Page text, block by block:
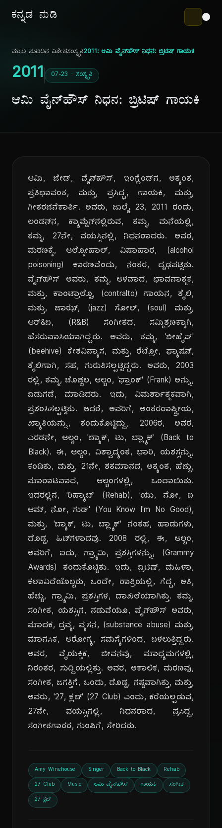
ಕನ್ನಡ ನುಡಿ
ಮುಖ ಪುಟದಿನ ವಿಶೇಷಸಂಸ್ಕೃತಿ2011: ಆಮಿ ವೈನ್‌ಹೌಸ್ ನಿಧನ: ಬ್ರಿಟಿಷ್ ಗಾಯಕಿ
2011 07-23 · ಸಂಸ್ಕೃತಿ
ಆಮಿ ವೈನ್‌ಹೌಸ್ ನಿಧನ: ಬ್ರಿಟಿಷ್ ಗಾಯಕಿ
ಆಮಿ, ಜೇಡ್, ವೈನ್‌ಹೌಸ್, ಇಂಗ್ಲೆಂಡ್‌ನ, ಅತ್ಯಂತ,
ಪ್ರತಿಭಾವಂತ, ಮತ್ತು, ಪ್ರಸಿದ್ಧ, ಗಾಯಕಿ, ಮತ್ತು,
ಗೀತರಚನೆಕಾರ್ತಿ. ಅವರು, ಜುಲೈ 23, 2011 ರಂದು,
ಲಂಡನ್‌ನ, ಕ್ಯಾಮ್ಡೆನ್‌ನಲ್ಲಿರುವ, ತಮ್ಮ, ಮನೆಯಲ್ಲಿ,
ತಮ್ಮ, 27ನೇ, ವಯಸ್ಸಿನಲ್ಲಿ, ನಿಧನರಾದರು. ಅವರ,
ಮರಣಕ್ಕೆ, ಆಲ್ಕೋಹಾಲ್, ವಿಷಾಹಾರ, (alcohol
poisoning) ಕಾರಣವೆಂದು, ನಂತರ, ದೃಢಪಟ್ಟಿತು.
ವೈನ್‌ಹೌಸ್ ಅವರು, ತಮ್ಮ, ಆಳವಾದ, ಭಾವನಾತ್ಮಕ,
ಮತ್ತು, ಕಾಂಟ್ರಾಲ್ಟೊ, (contralto) ಗಾಯನ, ಶೈಲಿ,
ಮತ್ತು, ಜಾಝ್, (jazz) ಸೋಲ್, (soul) ಮತ್ತು,
ಆರ್&ಬಿ, (R&B) ಸಂಗೀತದ, ಸಮ್ಮಿಶ್ರಣಕ್ಕಾಗಿ,
ಹೆಸರುವಾಸಿಯಾಗಿದ್ದರು. ಅವರು, ತಮ್ಮ, 'ಬೀಹೈವ್'
(beehive) ಕೇಶವಿನ್ಯಾಸ, ಮತ್ತು, ರೆಟ್ರೋ, ಫ್ಯಾಷನ್,
ಶೈಲಿಗಾಗಿ, ಸಹ, ಗುರುತಿಸಲ್ಪಟ್ಟಿದ್ದರು. ಅವರು, 2003
ರಲ್ಲಿ, ತಮ್ಮ, ಚೊಚ್ಚಲ, ಆಲ್ಬಂ, 'ಫ್ರಾಂಕ್' (Frank) ಅನ್ನು,
ಬಿಡುಗಡೆ, ಮಾಡಿದರು. ಇದು, ವಿಮರ್ಶಾತ್ಮಕವಾಗಿ,
ಪ್ರಶಂಸಿಸಲ್ಪಟ್ಟಿತು. ಆದರೆ, ಅವರಿಗೆ, ಅಂತರರಾಷ್ಟ್ರೀಯ,
ಖ್ಯಾತಿಯನ್ನು, ತಂದುಕೊಟ್ಟಿದ್ದು, 2006ರ, ಅವರ,
ಎರಡನೇ, ಆಲ್ಬಂ, 'ಬ್ಯಾಕ್, ಟು, ಬ್ಲ್ಯಾಕ್' (Back to
Black). ಈ, ಆಲ್ಬಂ, ವಿಶ್ವಾದ್ಯಂತ, ಭಾರಿ, ಯಶಸ್ಸನ್ನು,
ಕಂಡಿತು, ಮತ್ತು, 21ನೇ, ಶತಮಾನದ, ಅತ್ಯಂತ, ಹೆಚ್ಚು,
ಮಾರಾಟವಾದ, ಆಲ್ಬಂಗಳಲ್ಲಿ, ಒಂದಾಯಿತು.
ಇದರಲ್ಲಿನ, 'ರಿಹ್ಯಾಬ್' (Rehab), 'ಯು, ನೋ, ಐ
ಆಮ್, ನೋ, ಗುಡ್' (You Know I'm No Good),
ಮತ್ತು, 'ಬ್ಯಾಕ್, ಟು, ಬ್ಲ್ಯಾಕ್' ನಂತಹ, ಹಾಡುಗಳು,
ದೊಡ್ಡ, ಹಿಟ್‌ಗಳಾದವು. 2008 ರಲ್ಲಿ, ಈ, ಆಲ್ಬಂ,
ಅವರಿಗೆ, ಐದು, ಗ್ರ್ಯಾಮಿ, ಪ್ರಶಸ್ತಿಗಳನ್ನು, (Grammy
Awards) ತಂದುಕೊಟ್ಟಿತು. ಇದು, ಬ್ರಿಟಿಷ್, ಮಹಿಳಾ,
ಕಲಾವಿದೆಯೊಬ್ಬರು, ಒಂದೇ, ರಾತ್ರಿಯಲ್ಲಿ, ಗೆದ್ದ, ಅತಿ,
ಹೆಚ್ಚು, ಗ್ರ್ಯಾಮಿ, ಪ್ರಶಸ್ತಿಗಳ, ದಾಖಲೆಯಾಗಿತ್ತು. ತಮ್ಮ,
ಸಂಗೀತ, ಯಶಸ್ಸಿನ, ನಡುವೆಯೂ, ವೈನ್‌ಹೌಸ್ ಅವರು,
ಮಾದಕ, ದ್ರವ್ಯ, ವ್ಯಸನ, (substance abuse) ಮತ್ತು,
ಮಾನಸಿಕ, ಆರೋಗ್ಯ, ಸಮಸ್ಯೆಗಳಿಂದ, ಬಳಲುತ್ತಿದ್ದರು.
ಅವರ, ವೈಯಕ್ತಿಕ, ಜೀವನವು, ಮಾಧ್ಯಮಗಳಲ್ಲಿ,
ನಿರಂತರ, ಸುದ್ದಿಯಲ್ಲಿತ್ತು. ಅವರ, ಅಕಾಲಿಕ, ಮರಣವು,
ಸಂಗೀತ, ಜಗತ್ತಿಗೆ, ಒಂದು, ದೊಡ್ಡ, ನಷ್ಟವಾಗಿತ್ತು, ಮತ್ತು,
ಅವರು, '27, ಕ್ಲಬ್' (27 Club) ಎಂದು, ಕರೆಯಲ್ಪಡುವ,
27ನೇ, ವಯಸ್ಸಿನಲ್ಲಿ, ನಿಧನರಾದ, ಪ್ರಸಿದ್ಧ,
ಸಂಗೀತಗಾರರ, ಗುಂಪಿಗೆ, ಸೇರಿದರು.
Amy Winehouse Singer Back to Black Rehab
27 Club Music ಆಮಿ ವೈನ್‌ಹೌಸ್ ಗಾಯಕಿ ಸಂಗೀತ
27 ಕ್ಲಬ್